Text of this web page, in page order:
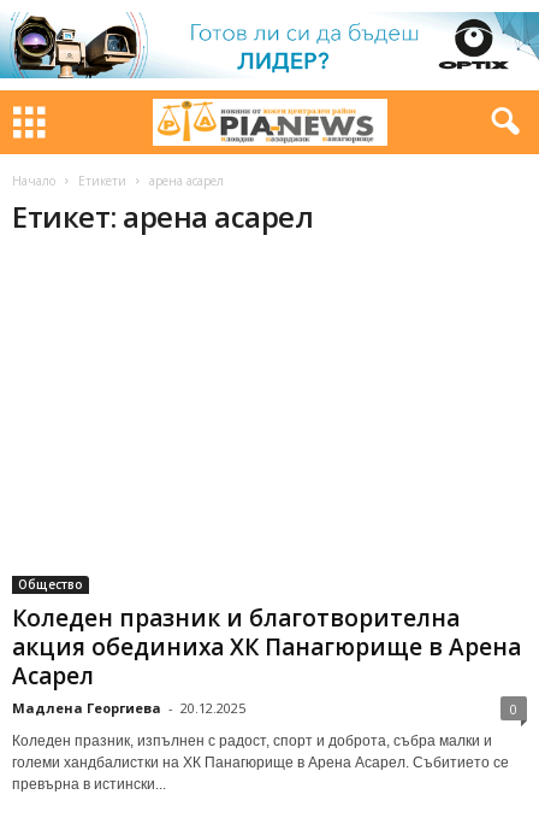
Начало Етикети арена асарел
Етикет: арена асарел
Общество
Коледен празник и благотворителна
акция обединиха ХК Панагюрище в Арена
Асарел
Мадлена Георгиева - 20.12.2025 0
Коледен празник, изпълнен с радост, спорт и доброта, събра малки и
големи хандбалистки на ХК Панагюрище в Арена Асарел. Събитието се
превърна в истински...